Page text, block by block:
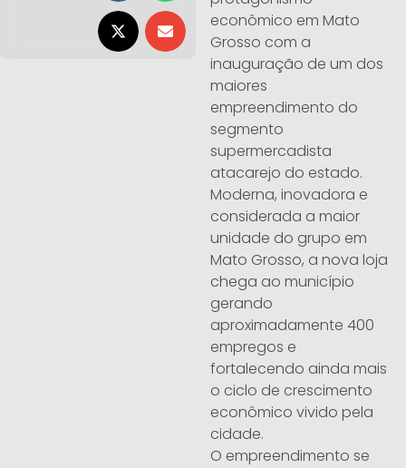
econômico em Mato
Grosso com a
inauguração de um dos
maiores
empreendimento do
segmento
supermercadista
atacarejo do estado.
Moderna, inovadora e
considerada a maior
unidade do grupo em
Mato Grosso, a nova loja
chega ao município
gerando
aproximadamente 400
empregos e
fortalecendo ainda mais
o ciclo de crescimento
econômico vivido pela
cidade.
O empreendimento se